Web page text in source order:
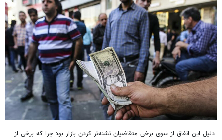
دلیل این اتفاق از سوی برخی متقاضیان تشنه‌تر کردن بازار بود چرا که برخی از